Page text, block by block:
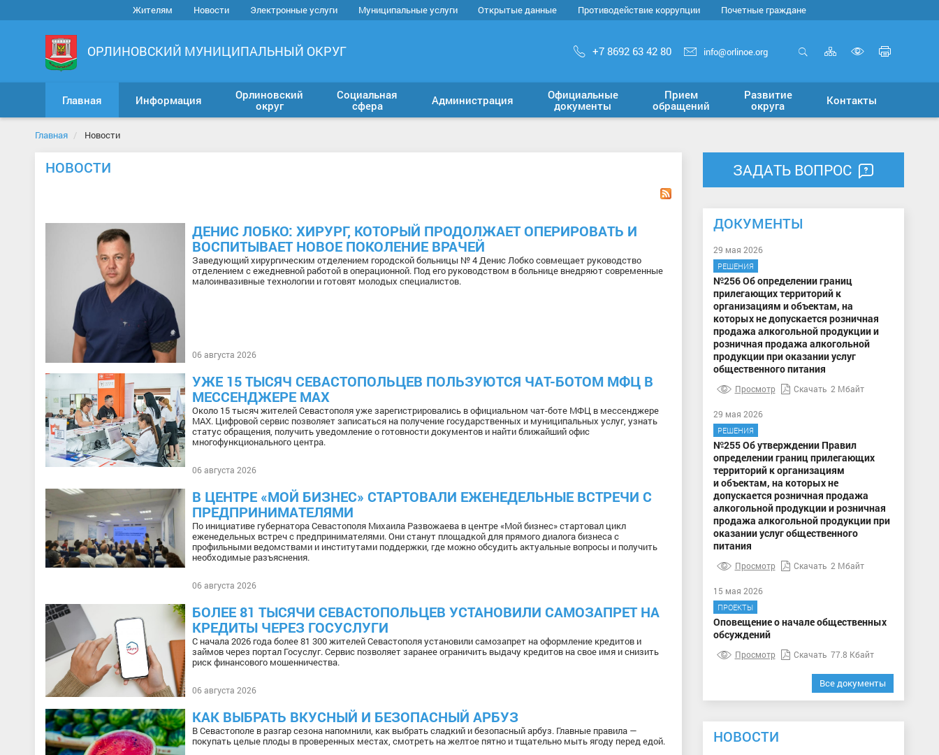
Жителям Новости Электронные услуги Муниципальные услуги Открытые данные Противодействие коррупции Почетные граждане
ОРЛИНОВСКИЙ МУНИЦИПАЛЬНЫЙ ОКРУГ +7 8692 63 42 80 info@orlinoe.org Карта
сайта
версию
для
Главная Информация
Орлиновский
округ
Социальная
сфера
Администрация
Официальные
документы
Прием
обращений
Развитие
округа
Контакты
Главная Новости
НОВОСТИ
ДЕНИС ЛОБКО: ХИРУРГ, КОТОРЫЙ ПРОДОЛЖАЕТ ОПЕРИРОВАТЬ И
ВОСПИТЫВАЕТ НОВОЕ ПОКОЛЕНИЕ ВРАЧЕЙ
Заведующий хирургическим отделением городской больницы № 4 Денис Лобко совмещает руководство
отделением с ежедневной работой в операционной. Под его руководством в больнице внедряют современные
малоинвазивные технологии и готовят молодых специалистов.
06 августа 2026
УЖЕ 15 ТЫСЯЧ СЕВАСТОПОЛЬЦЕВ ПОЛЬЗУЮТСЯ ЧАТ-БОТОМ МФЦ В
МЕССЕНДЖЕРЕ МАХ
Около 15 тысяч жителей Севастополя уже зарегистрировались в официальном чат-боте МФЦ в мессенджере
МАХ. Цифровой сервис позволяет записаться на получение государственных и муниципальных услуг, узнать
статус обращения, получить уведомление о готовности документов и найти ближайший офис
многофункционального центра.
06 августа 2026
В ЦЕНТРЕ «МОЙ БИЗНЕС» СТАРТОВАЛИ ЕЖЕНЕДЕЛЬНЫЕ ВСТРЕЧИ С
ПРЕДПРИНИМАТЕЛЯМИ
По инициативе губернатора Севастополя Михаила Развожаева в центре «Мой бизнес» стартовал цикл
еженедельных встреч с предпринимателями. Они станут площадкой для прямого диалога бизнеса с
профильными ведомствами и институтами поддержки, где можно обсудить актуальные вопросы и получить
необходимые разъяснения.
06 августа 2026
БОЛЕЕ 81 ТЫСЯЧИ СЕВАСТОПОЛЬЦЕВ УСТАНОВИЛИ САМОЗАПРЕТ НА
КРЕДИТЫ ЧЕРЕЗ ГОСУСЛУГИ
С начала 2026 года более 81 300 жителей Севастополя установили самозапрет на оформление кредитов и
займов через портал Госуслуг. Сервис позволяет заранее ограничить выдачу кредитов на свое имя и снизить
риск финансового мошенничества.
06 августа 2026
КАК ВЫБРАТЬ ВКУСНЫЙ И БЕЗОПАСНЫЙ АРБУЗ
В Севастополе в разгар сезона напомнили, как выбрать сладкий и безопасный арбуз. Главные правила —
покупать целые плоды в проверенных местах, смотреть на желтое пятно и тщательно мыть ягоду перед едой.
ЗАДАТЬ ВОПРОС
ДОКУМЕНТЫ
29 мая 2026
РЕШЕНИЯ
№256 Об определении границ
прилегающих территорий к
организациям и объектам, на
которых не допускается розничная
продажа алкогольной продукции и
розничная продажа алкогольной
продукции при оказании услуг
общественного питания
Просмотр Скачать 2 Мбайт
29 мая 2026
РЕШЕНИЯ
№255 Об утверждении Правил
определении границ прилегающих
территорий к организациям
и объектам, на которых не
допускается розничная продажа
алкогольной продукции и розничная
продажа алкогольной продукции при
оказании услуг общественного
питания
Просмотр Скачать 2 Мбайт
15 мая 2026
ПРОЕКТЫ
Оповещение о начале общественных
обсуждений
Просмотр Скачать 77.8 Кбайт
Все документы
НОВОСТИ